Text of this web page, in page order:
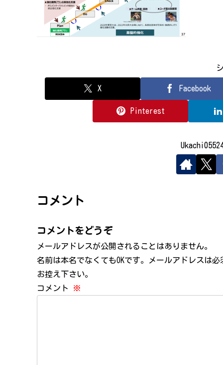
X Facebook
Pinterest
コメント
コメントをどうぞ
メールアドレスが公開されることはありません。
名前は本名でなくてもOKです。メールアドレスは
お控え下さい。
コメント
※